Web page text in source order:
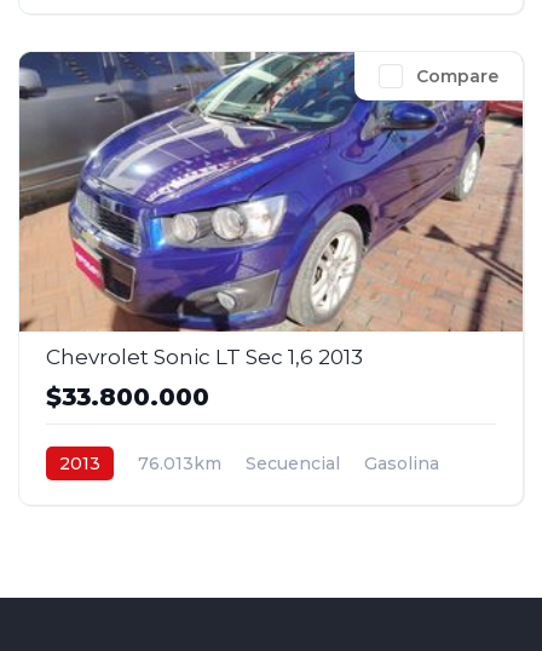
Compare
Chevrolet Sonic LT Sec 1,6 2013
$33.800.000
2013 76.013km Secuencial
Gasolina